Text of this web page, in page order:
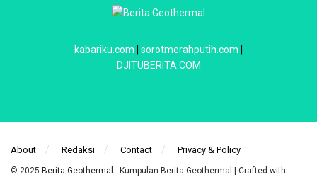
kabariku.com sorotmerahputih.com
DJITUBERITA.COM
About Redaksi Contact Privacy & Policy
© 2025 Berita Geothermal - Kumpulan Berita Geothermal | Crafted with